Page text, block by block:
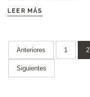
LEER MÁS
Paginación
de
Anteriores 1 2
Siguientes